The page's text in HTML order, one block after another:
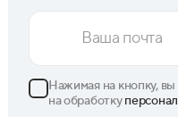
Нажимая на кнопку,
на обработку